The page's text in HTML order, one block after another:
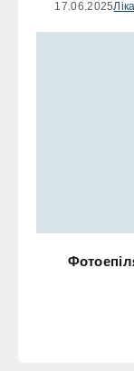
17.06.2025